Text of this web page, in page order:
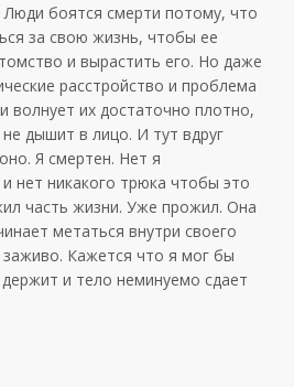
боятся смерти потому, что
за свою жизнь, чтобы ее
и вырастить его. Но даже
расстройство и проблема
волнует их достаточно плотно,
дышит в лицо. И тут вдруг
Я смертен. Нет я
нет никакого трюка чтобы это
часть жизни. Уже прожил. Она
метаться внутри своего
заживо. Кажется что я мог бы
и тело неминуемо сдает